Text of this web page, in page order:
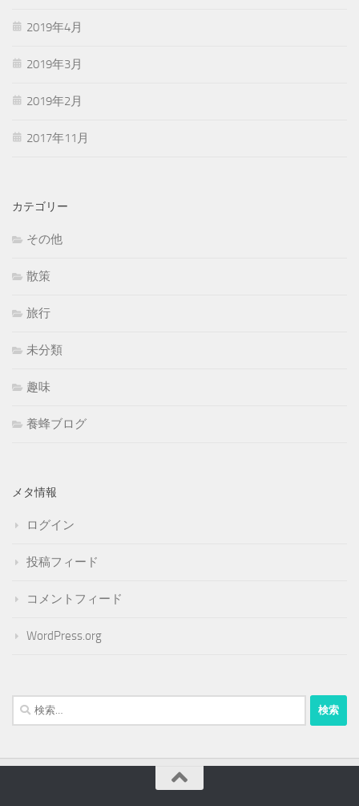
2019年4月
2019年3月
2019年2月
2017年11月
カテゴリー
その他
散策
旅行
未分類
趣味
養蜂ブログ
メタ情報
ログイン
投稿フィード
コメントフィード
WordPress.org
検
索: